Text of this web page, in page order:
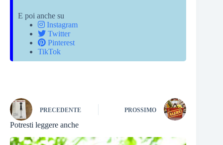
E poi anche su
Instagram
Twitter
Pinterest
TikTok
PRECEDENTE PROSSIMO
Potresti leggere anche